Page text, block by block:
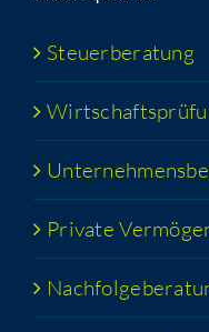
Steu­er­be­ra­tung
Pri­va­te